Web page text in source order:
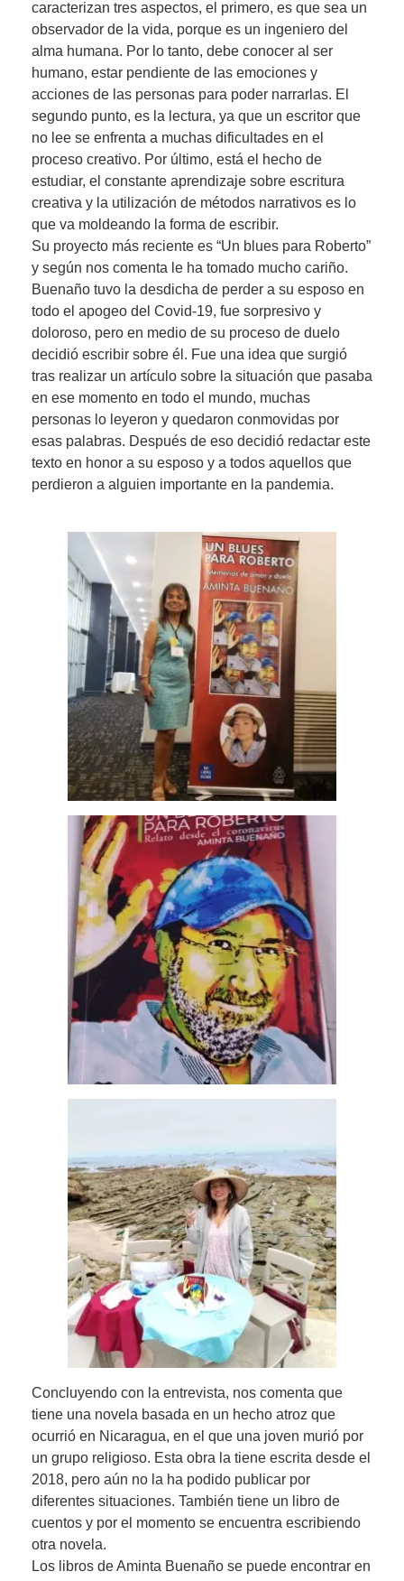
caracterizan tres aspectos, el primero, es que sea un
observador de la vida, porque es un ingeniero del
alma humana. Por lo tanto, debe conocer al ser
humano, estar pendiente de las emociones y
acciones de las personas para poder narrarlas. El
segundo punto, es la lectura, ya que un escritor que
no lee se enfrenta a muchas dificultades en el
proceso creativo. Por último, está el hecho de
estudiar, el constante aprendizaje sobre escritura
creativa y la utilización de métodos narrativos es lo
que va moldeando la forma de escribir.
Su proyecto más reciente es “Un blues para Roberto”
y según nos comenta le ha tomado mucho cariño.
Buenaño tuvo la desdicha de perder a su esposo en
todo el apogeo del Covid-19, fue sorpresivo y
doloroso, pero en medio de su proceso de duelo
decidió escribir sobre él. Fue una idea que surgió
tras realizar un artículo sobre la situación que pasaba
en ese momento en todo el mundo, muchas
personas lo leyeron y quedaron conmovidas por
esas palabras. Después de eso decidió redactar este
texto en honor a su esposo y a todos aquellos que
perdieron a alguien importante en la pandemia.
Concluyendo con la entrevista, nos comenta que
tiene una novela basada en un hecho atroz que
ocurrió en Nicaragua, en el que una joven murió por
un grupo religioso. Esta obra la tiene escrita desde el
2018, pero aún no la ha podido publicar por
diferentes situaciones. También tiene un libro de
cuentos y por el momento se encuentra escribiendo
otra novela.
Los libros de Aminta Buenaño se puede encontrar en